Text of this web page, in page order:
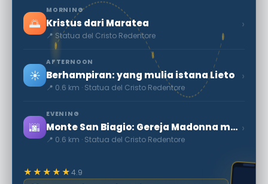
🌅
MORNING
Kristus dari Maratea
📍 Statua del Cristo Redentore
›
☀️
AFTERNOON
Berhampiran: yang mulia istana Lieto
📍 0.6 km · Statua del Cristo Redentore
›
🌆
EVENING
Monte San Biagio: Gereja Madonna maggiore
📍 0.6 km · Statua del Cristo Redentore
›
★★★★★4.9